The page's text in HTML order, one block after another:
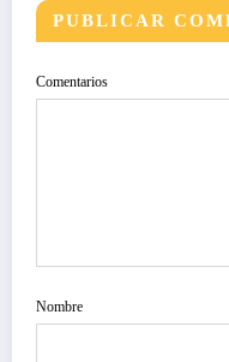
PUBLICAR
Comentarios
Nombre